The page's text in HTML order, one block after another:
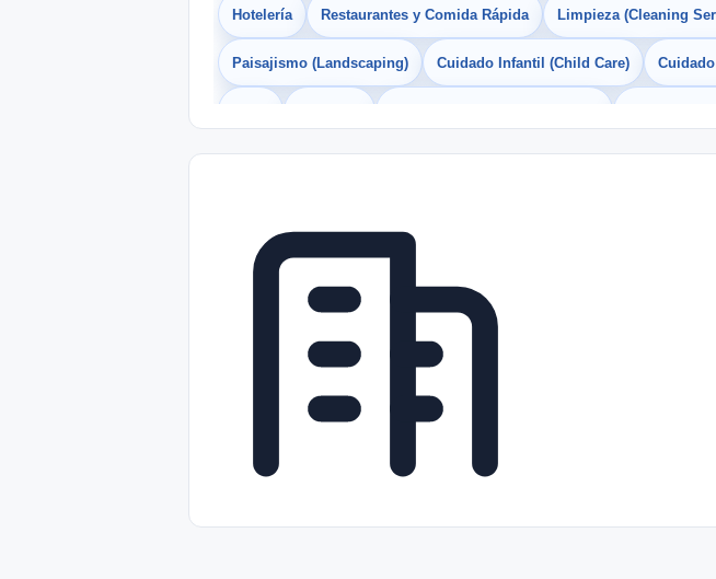
Hotelería Restaurantes y Comida Rápida Limpieza (Cleaning
Paisajismo (Landscaping) Cuidado Infantil (Child Care)
Freelance Prácticas (Internships) Empleos para Estudiantes
Telecomunicaciones